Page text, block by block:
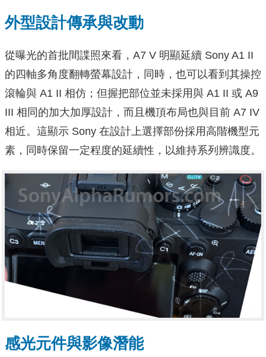
外型設計傳承與改動
從曝光的首批間諜照來看，A7 V 明顯延續 Sony A1 II
的四軸多角度翻轉螢幕設計，同時，也可以看到其操控
滾輪與 A1 II 相仿；但握把部位並未採用與 A1 II 或 A9
III 相同的加大加厚設計，而且機頂布局也與目前 A7 IV
相近。這顯示 Sony 在設計上選擇部份採用高階機型元
素，同時保留一定程度的延續性，以維持系列辨識度。
感光元件與影像潛能